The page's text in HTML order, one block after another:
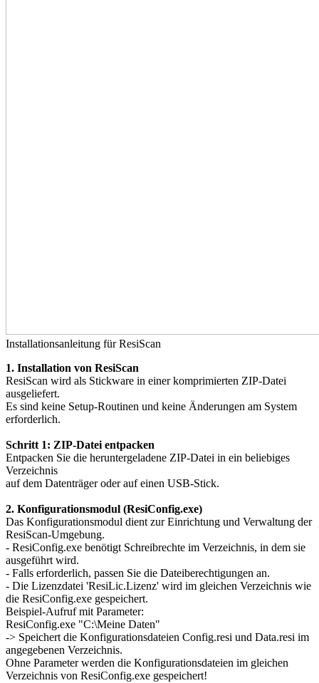
Installationsanleitung für ResiScan
1. Installation von ResiScan
ResiScan wird als Stickware in einer komprimierten ZIP-Datei
ausgeliefert.
Es sind keine Setup-Routinen und keine Änderungen am System
erforderlich.
Schritt 1: ZIP-Datei entpacken
Entpacken Sie die heruntergeladene ZIP-Datei in ein beliebiges
Verzeichnis
auf dem Datenträger oder auf einen USB-Stick.
2. Konfigurationsmodul (ResiConfig.exe)
Das Konfigurationsmodul dient zur Einrichtung und Verwaltung der
ResiScan-Umgebung.
- ResiConfig.exe benötigt Schreibrechte im Verzeichnis, in dem sie
ausgeführt wird.
- Falls erforderlich, passen Sie die Dateiberechtigungen an.
- Die Lizenzdatei 'ResiLic.Lizenz' wird im gleichen Verzeichnis wie
die ResiConfig.exe gespeichert.
Beispiel-Aufruf mit Parameter:
ResiConfig.exe "C:\Meine Daten"
-> Speichert die Konfigurationsdateien Config.resi und Data.resi im
angegebenen Verzeichnis.
Ohne Parameter werden die Konfigurationsdateien im gleichen
Verzeichnis von ResiConfig.exe gespeichert!